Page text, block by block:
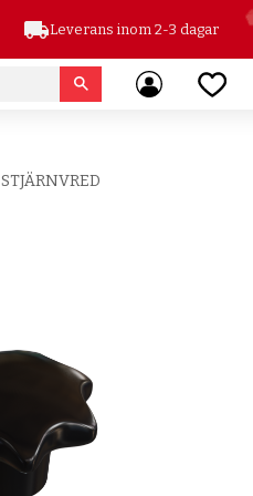
local_shippingLeverans inom 2-3 dagar
STJÄRNVRED